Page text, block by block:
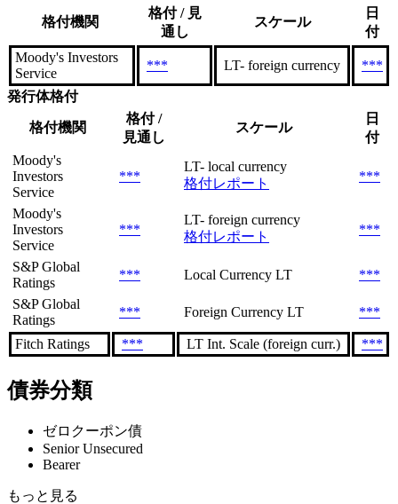
格付機関
格付 / 見
通し
スケール
日
付
Moody's Investors
Service
*** LT- foreign currency ***
発行体格付
格付機関
格付 /
見通し
スケール
日
付
Moody's
Investors
Service
***
LT- local currency
格付レポート
***
Moody's
Investors
Service
***
LT- foreign currency
格付レポート
***
S&P Global
Ratings
*** Local Currency LT
***
S&P Global
Ratings
*** Foreign Currency LT ***
Fitch Ratings *** LT Int. Scale (foreign curr.) ***
債券分類
ゼロクーポン債
Senior Unsecured
Bearer
もっと見る